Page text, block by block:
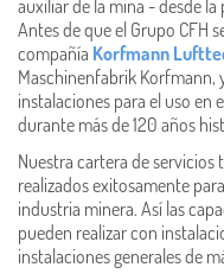
auxiliar de la mina - desde
Antes de que el Grupo CFH
compañía Korfmann
Maschinenfabrik
instalaciones para el uso en
durante más de 120 años
Nuestra cartera de
realizados exitosamente
industria minera. Así las
pueden realizar con
instalaciones generales de